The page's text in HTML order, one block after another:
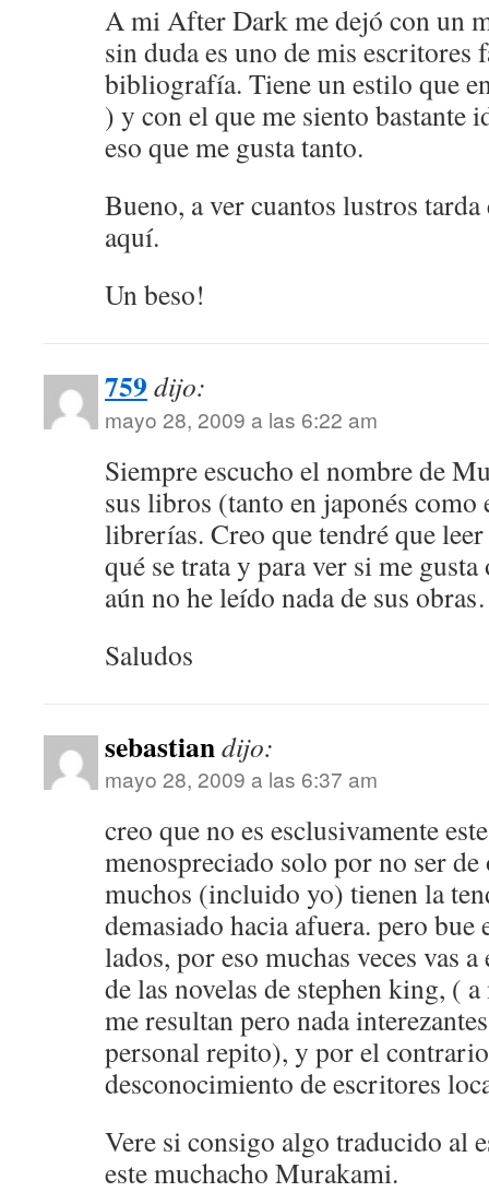
A mi After Dark me dejó con un
sin duda es uno de mis escritores
bibliografía. Tiene un estilo que
) y con el que me siento bastante
eso que me gusta tanto.
Bueno, a ver cuantos lustros
aquí.
Un beso!
759 dijo:
mayo 28, 2009 a las 6:22 am
Siempre escucho el nombre de
sus libros (tanto en japonés como
librerías. Creo que tendré que
qué se trata y para ver si me
aún no he leído nada de sus
Saludos
sebastiandijo:
mayo 28, 2009 a las 6:37 am
creo que no es esclusivamente
menospreciado solo por no ser
muchos (incluido yo) tienen la
demasiado hacia afuera. pero bue
lados, por eso muchas veces vas
de las novelas de stephen king, (
me resultan pero nada
personal repito), y por el
desconocimiento de escritores
Vere si consigo algo traducido al
este muchacho Murakami.